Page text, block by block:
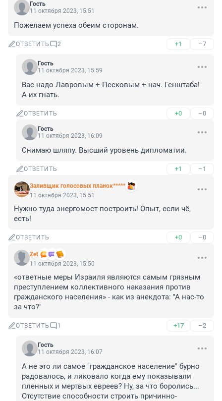
Гость
11 октября 2023, 15:51
Пожелаем успеха обеим сторонам.
ОТВЕТИТЬ 2 +1 –7
Гость
11 октября 2023, 15:59
Вас надо Лавровым + Песковым + нач. Генштаба!
А их гнать.
ОТВЕТИТЬ +0 –0
Гость
11 октября 2023, 16:09
Снимаю шляпу. Высший уровень дипломатии.
ОТВЕТИТЬ +1 –1
Заливщик голосовых планок*****
11 октября 2023, 15:51
Нужно туда энергомост построить! Опыт, если чё,
есть!
ОТВЕТИТЬ +0 –0
Zet
11 октября 2023, 15:50
«ответные меры Израиля являются самым грязным
преступлением коллективного наказания против
гражданского населения» - как из анекдота: "А нас-то
за что?"
ОТВЕТИТЬ 1 +17 –2
Гость
11 октября 2023, 16:07
А не это ли самое "гражданское население" бурно
радовалось, и ликовало когда ему показывали
пленных и мертвых евреев? Ну, за что боролись...
Отсутствие способности строить причинно-